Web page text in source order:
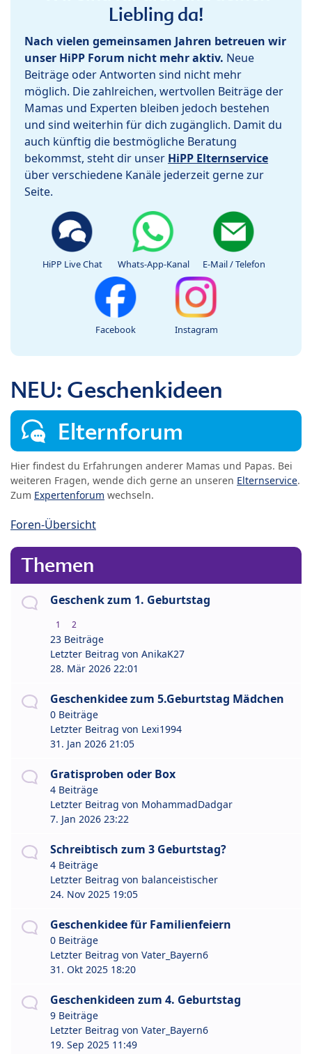
Liebling da!
Nach vielen gemeinsamen Jahren betreuen wir
unser HiPP Forum nicht mehr aktiv. Neue
Beiträge oder Antworten sind nicht mehr
möglich. Die zahlreichen, wertvollen Beiträge der
Mamas und Experten bleiben jedoch bestehen
und sind weiterhin für dich zugänglich. Damit du
auch künftig die bestmögliche Beratung
bekommst, steht dir unser HiPP Elternservice
über verschiedene Kanäle jederzeit gerne zur
Seite.
HiPP Live Chat Whats-App-Kanal E-Mail / Telefon
Facebook Instagram
NEU: Geschenkideen
Elternforum
Hier findest du Erfahrungen anderer Mamas und Papas. Bei
weiteren Fragen, wende dich gerne an unseren Elternservice.
Zum Expertenforum wechseln.
Foren-Übersicht
Themen
Geschenk zum 1. Geburtstag
1 2
23 Beiträge
Letzter Beitrag von AnikaK27
28. Mär 2026 22:01
Geschenkidee zum 5.Geburtstag Mädchen
0 Beiträge
Letzter Beitrag von Lexi1994
31. Jan 2026 21:05
Gratisproben oder Box
4 Beiträge
Letzter Beitrag von MohammadDadgar
7. Jan 2026 23:22
Schreibtisch zum 3 Geburtstag?
4 Beiträge
Letzter Beitrag von balanceistischer
24. Nov 2025 19:05
Geschenkidee für Familienfeiern
0 Beiträge
Letzter Beitrag von Vater_Bayern6
31. Okt 2025 18:20
Geschenkideen zum 4. Geburtstag
9 Beiträge
Letzter Beitrag von Vater_Bayern6
19. Sep 2025 11:49